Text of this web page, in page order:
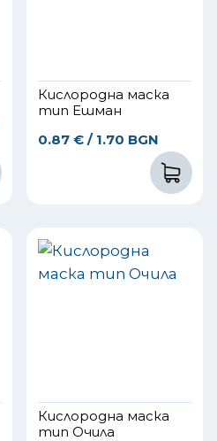
Кислородна маска
тип Ешман
0.87 € / 1.70 BGN
Кислородна маска
тип Очила